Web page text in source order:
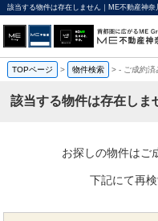
該当する物件は存在しません｜ME不動産神奈
TOPページ > 物件検索 >- ご成約済
該当する物件は存在しま
お探しの物件はご
下記にて再